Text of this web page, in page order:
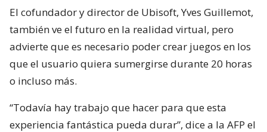
El cofundador y director de Ubisoft, Yves Guillemot,
también ve el futuro en la realidad virtual, pero
advierte que es necesario poder crear juegos en los
que el usuario quiera sumergirse durante 20 horas
o incluso más.
“Todavía hay trabajo que hacer para que esta
experiencia fantástica pueda durar”, dice a la AFP el